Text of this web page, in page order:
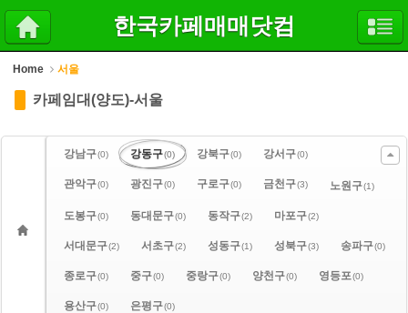
한국카페매매닷컴
Home 서울
카페임대(양도)-서울
강남구(0) 강동구(0) 강북구(0) 강서구(0)
관악구(0) 광진구(0) 구로구(0) 금천구(3) 노원구(1)
도봉구(0) 동대문구(0) 동작구(2) 마포구(2)
서대문구(2) 서초구(2) 성동구(1) 성북구(3) 송파구(0)
종로구(0) 중구(0) 중랑구(0) 양천구(0) 영등포(0)
용산구(0) 은평구(0)